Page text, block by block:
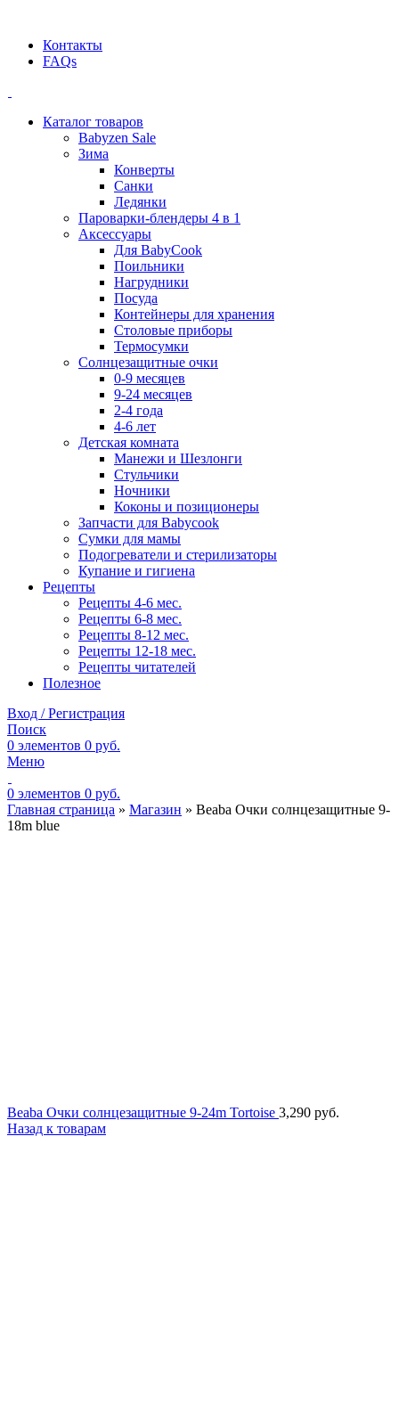
Контакты
FAQs
Каталог товаров
Babyzen Sale
Зима
Конверты
Санки
Ледянки
Пароварки-блендеры 4 в 1
Аксессуары
Для BabyCook
Поильники
Нагрудники
Посуда
Контейнеры для хранения
Столовые приборы
Термосумки
Солнцезащитные очки
0-9 месяцев
9-24 месяцев
2-4 года
4-6 лет
Детская комната
Манежи и Шезлонги
Стульчики
Ночники
Коконы и позиционеры
Запчасти для Babycook
Сумки для мамы
Подогреватели и стерилизаторы
Купание и гигиена
Рецепты
Рецепты 4-6 мес.
Рецепты 6-8 мес.
Рецепты 8-12 мес.
Рецепты 12-18 мес.
Рецепты читателей
Полезное
Вход / Регистрация
Поиск
0 элементов 0 руб.
Меню
0 элементов 0 руб.
Главная страница » Магазин » Beaba Очки солнцезащитные 9-
18m blue
Beaba Очки солнцезащитные 9-24m Tortoise 3,290 руб.
Назад к товарам